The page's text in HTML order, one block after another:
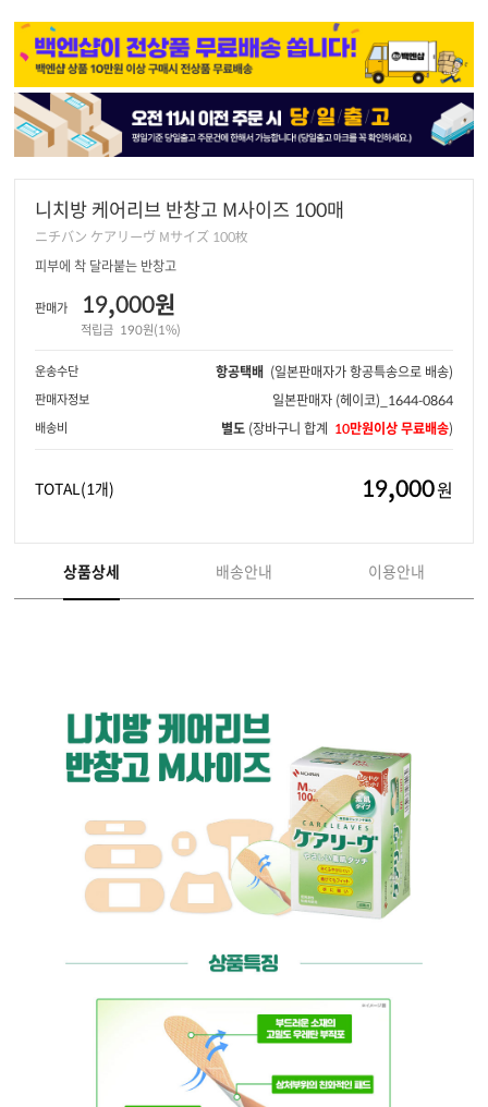
상품상세 배송안내 이용안내
니치방 케어리브 반창고 M사이즈 100매
ニチバン ケアリーヴ Mサイズ 100枚
피부에 착 달라붙는 반창고
판매가 19,000원
적립금 190원(1%)
운송수단 항공택배 (일본판매자가 항공특송으로 배송)
판매자정보 일본판매자 (헤이코)_1644-0864
배송비 별도 (장바구니 합계 10만원이상 무료배송)
TOTAL 19,000원
(1개)